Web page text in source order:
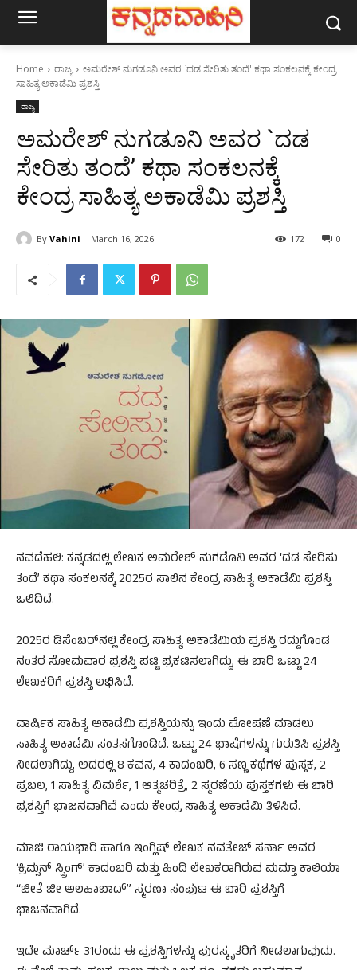
Home ರಾಜ್ಯ
ಅಮರೇಶ್ ನುಗಡೂನಿ ಅವರ `ದಡ ಸೇರಿತು ತಂದೆ' ಕಥಾ ಸಂಕಲನಕ್ಕೆ ಕೇಂದ್ರ
ಸಾಹಿತ್ಯ ಅಕಾಡೆಮಿ ಪ್ರಶಸ್ತಿ
ರಾಜ್ಯ
ಅಮರೇಶ್ ನುಗಡೂನಿ ಅವರ `ದಡ
ಸೇರಿತು ತಂದೆ’ ಕಥಾ ಸಂಕಲನಕ್ಕೆ
ಕೇಂದ್ರ ಸಾಹಿತ್ಯ ಅಕಾಡೆಮಿ ಪ್ರಶಸ್ತಿ
By Vahini March 16, 2026 0
172
ನವದೆಹಲಿ: ಕನ್ನಡದಲ್ಲಿ ಲೇಖಕ ಅಮರೇಶ್​​​ ನುಗಡೊನಿ ಅವರ ‘ದಡ ಸೇರಿಸು
ತಂದೆ’ ಕಥಾ ಸಂಕಲನಕ್ಕೆ 2025ರ ಸಾಲಿನ ಕೇಂದ್ರ ಸಾಹಿತ್ಯ ಅಕಾಡೆಮಿ ಪ್ರಶಸ್ತಿ
ಒಲಿದಿದೆ.
2025ರ ಡಿಸೆಂಬರ್​ನಲ್ಲಿ ಕೇಂದ್ರ ಸಾಹಿತ್ಯ ಅಕಾಡೆಮಿಯ ಪ್ರಶಸ್ತಿ ರದ್ದುಗೊಂಡ
ನಂತರ ಸೋಮವಾರ ಪ್ರಶಸ್ತಿ ಪಟ್ಟಿ ಪ್ರಕಟಿಸಲಾಗಿದ್ದು, ಈ ಬಾರಿ ಒಟ್ಟು 24
ಲೇಖಕರಿಗೆ ಪ್ರಶಸ್ತಿ ಲಭಿಸಿದೆ.
ವಾರ್ಷಿಕ ಸಾಹಿತ್ಯ ಅಕಾಡೆಮಿ ಪ್ರಶಸ್ತಿಯನ್ನು ಇಂದು ಘೋಷಣೆ ಮಾಡಲು
ಸಾಹಿತ್ಯ ಅಕಾಡೆಮಿ ಸಂತಸಗೊಂಡಿದೆ. ಒಟ್ಟು 24 ಭಾಷೆಗಳನ್ನು ಗುರುತಿಸಿ ಪ್ರಶಸ್ತಿ
ನೀಡಲಾಗಿದ್ದು, ಅದರಲ್ಲಿ 8 ಕವನ, 4 ಕಾದಂಬರಿ, 6 ಸಣ್ಣ ಕಥೆಗಳ ಪುಸ್ತಕ, 2
ಪ್ರಬಲ, 1 ಸಾಹಿತ್ಯ ವಿಮರ್ಶೆ, 1 ಆತ್ಮಚರಿತ್ರೆ, 2 ಸ್ಮರಣೆಯ ಪುಸ್ತಕಗಳು ಈ ಬಾರಿ
ಪ್ರಶಸ್ತಿಗೆ ಭಾಜನವಾಗಿವೆ ಎಂದು ಕೇಂದ್ರ ಸಾಹಿತ್ಯ ಅಕಾಡೆಮಿ ತಿಳಿಸಿದೆ.
ಮಾಜಿ ರಾಯಭಾರಿ ಹಾಗೂ ಇಂಗ್ಲಿಷ್​ ಲೇಖಕ ನವತೇಜ್​ ಸರ್ನಾ ಅವರ
‘ಕ್ರಿಮ್ಸನ್​ ಸ್ಪ್ರಿಂಗ್’​ ಕಾದಂಬರಿ ಮತ್ತು ಹಿಂದಿ ಲೇಖಕರಾಗಿರುವ ಮಮ್ತಾ ಕಾಲಿಯಾ
“ಜೀತೆ ಜೀ ಅಲಹಾಬಾದ್” ಸ್ಮರಣಾ ಸಂಪುಟ ಈ ಬಾರಿ ಪ್ರಶಸ್ತಿಗೆ
ಭಾಜನವಾಗಿದೆ.
ಇದೇ ಮಾರ್ಚ್​ 31ರಂದು ಈ ಪ್ರಶಸ್ತಿಗಳನ್ನು ಪುರಸ್ಕೃತರಿಗೆ ನೀಡಲಾಗುವುದು.